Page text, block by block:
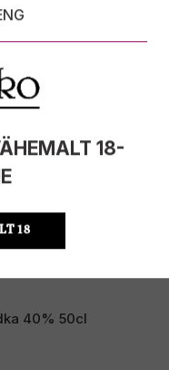
18-
18
40% 50cl